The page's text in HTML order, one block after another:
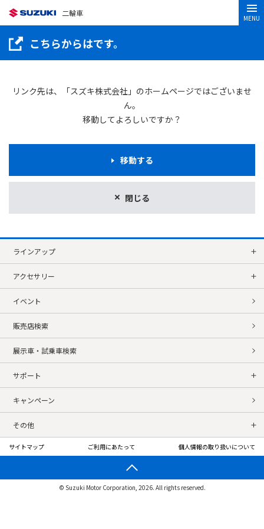
二輪車
MENU
こちらからはです。
リンク先は、「スズキ株式会社」のホームページではございませ
ん。
移動してよろしいですか？
閉じる
移動する
ラインアップ
アクセサリー
イベント
販売店検索
展示車・試乗車検索
サポート
キャンペーン
その他
サイトマップ ご利用にあたって 個人情報の取り扱いについて
© Suzuki Motor Corporation, 2026. All rights reserved.